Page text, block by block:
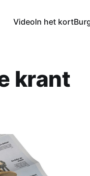
VideoIn het kort
krant